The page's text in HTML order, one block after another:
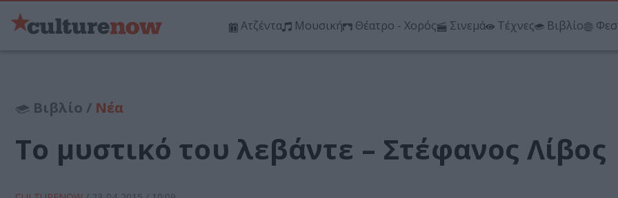
Ατζέντα Μουσική Θέατρο - Χορός Σινεμά Τέχνες Βιβλίο
Βιβλίο / Νέα
Το μυστικό του λεβάντε – Στέφανος Λίβος